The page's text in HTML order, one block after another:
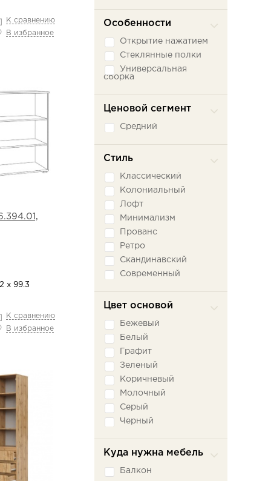
К сравнению
В избранное
х 99.3
К сравнению
В избранное
Особенности
Открытие нажатием
Стеклянные полки
Универсальная
сборка
Ценовой сегмент
Средний
Стиль
Классический
Колониальный
Лофт
Минимализм
Прованс
Ретро
Скандинавский
Современный
Цвет основой
Бежевый
Белый
Графит
Зеленый
Коричневый
Молочный
Серый
Черный
Куда нужна мебель
Балкон